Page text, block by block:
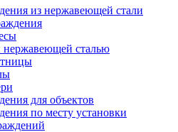
из нержавеющей стали
нержавеющей сталью
для объектов
по месту установки